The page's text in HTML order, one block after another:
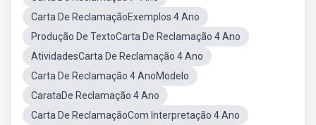
Carta De ReclamaçãoExemplos 4 Ano
Produção De TextoCarta De Reclamação 4 Ano
AtividadesCarta De Reclamação 4 Ano
Carta De Reclamação 4 AnoModelo
CarataDe Reclamação 4 Ano
Carta De ReclamaçãoCom Interpretação 4 Ano